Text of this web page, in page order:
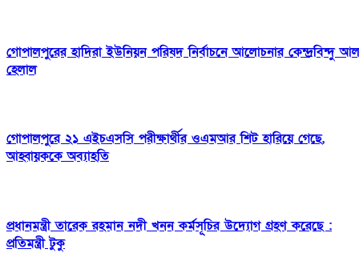
গোপালপুরের হাদিরা ইউনিয়ন পরিষদ নির্বাচনে আলোচনার কেন্দ্রবিন্দু আল
হেলাল
গোপালপুরে ২১ এইচএসসি পরীক্ষার্থীর ওএমআর শিট হারিয়ে গেছে,
আহ্বায়ককে অব্যাহতি
প্রধানমন্ত্রী তারেক রহমান নদী খনন কর্মসূচির উদ্যোগ গ্রহণ করেছে :
প্রতিমন্ত্রী টুকু